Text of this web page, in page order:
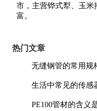
市，主营铧式犁、玉
富。
热门文章
无缝钢管的常用规
生活中常见的传感
PE100管材的含义